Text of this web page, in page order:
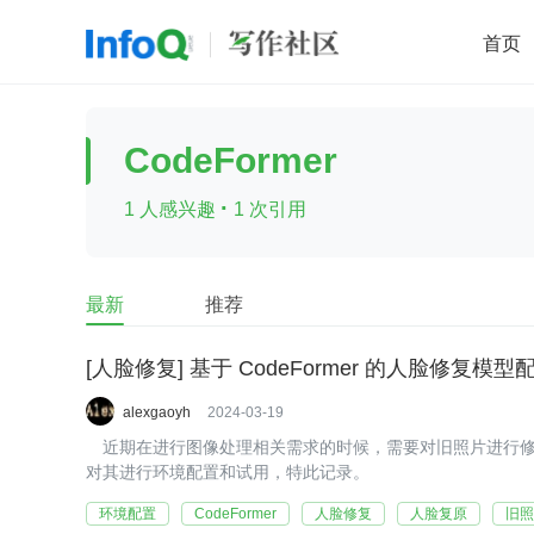
首页
前端 AI 大数据
查看更多
CodeFormer
1 人感兴趣 · 1 次引用
最新 推荐
[人脸修复] 基于 CodeFormer 的人脸修复模型
alexgaoyh 2024-03-19
近期在进行图像处理相关需求的时候，需要对旧照片进行
对其进行环境配置和试用，特此记录。
环境配置 CodeFormer 人脸修复 人脸复原 旧